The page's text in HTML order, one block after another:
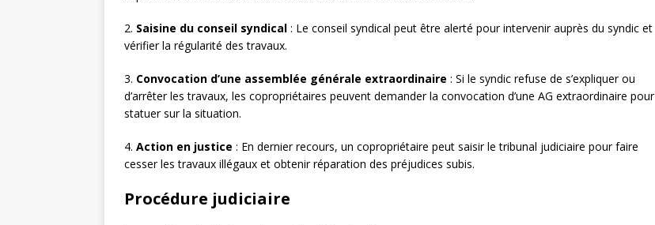
2. Saisine du conseil syndical : Le conseil syndical peut être alerté pour intervenir auprès du syndic et
vérifier la régularité des travaux.
3. Convocation d’une assemblée générale extraordinaire : Si le syndic refuse de s’expliquer ou
d’arrêter les travaux, les copropriétaires peuvent demander la convocation d’une AG extraordinaire pour
statuer sur la situation.
4. Action en justice : En dernier recours, un copropriétaire peut saisir le tribunal judiciaire pour faire
cesser les travaux illégaux et obtenir réparation des préjudices subis.
Procédure judiciaire